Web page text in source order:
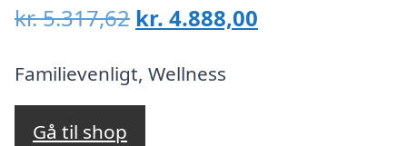
kr.5.317,62 Den
pris
var:
kr. 4.888,00
Familievenligt, Wellness
Gå til shop